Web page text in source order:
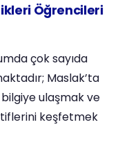
Öğrencileri
çok sayıda
Maslak’ta
ulaşmak ve
keşfetmek